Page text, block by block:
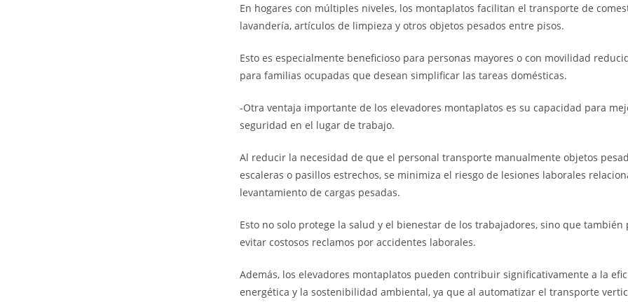
En hogares con múltiples niveles, los montaplatos facilitan el transporte de
lavandería, artículos de limpieza y otros objetos pesados ​​entre pisos.
Esto es especialmente beneficioso para personas mayores o con movilidad
para familias ocupadas que desean simplificar las tareas domésticas.
-Otra ventaja importante de los elevadores montaplatos es su capacidad para
seguridad en el lugar de trabajo.
Al reducir la necesidad de que el personal transporte manualmente objetos
escaleras o pasillos estrechos, se minimiza el riesgo de lesiones laborales
levantamiento de cargas pesadas.
Esto no solo protege la salud y el bienestar de los trabajadores, sino que también
evitar costosos reclamos por accidentes laborales.
Además, los elevadores montaplatos pueden contribuir significativamente a la
energética y la sostenibilidad ambiental, ya que al automatizar el transporte